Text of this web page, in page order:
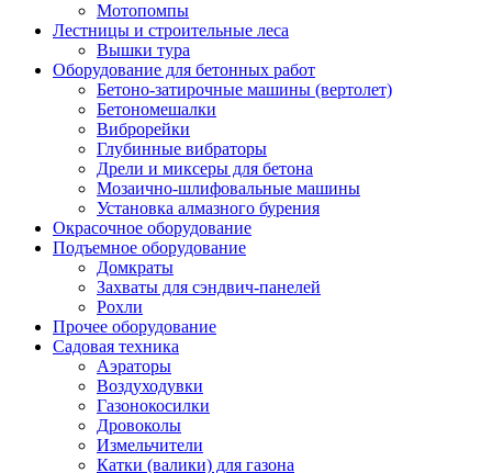
Мотопомпы
Лестницы и строительные леса
Вышки тура
Оборудование для бетонных работ
Бетоно-затирочные машины (вертолет)
Бетономешалки
Виброрейки
Глубинные вибраторы
Дрели и миксеры для бетона
Мозаично-шлифовальные машины
Установка алмазного бурения
Окрасочное оборудование
Подъемное оборудование
Домкраты
Захваты для сэндвич-панелей
Рохли
Прочее оборудование
Садовая техника
Аэраторы
Воздуходувки
Газонокосилки
Дровоколы
Измельчители
Катки (валики) для газона